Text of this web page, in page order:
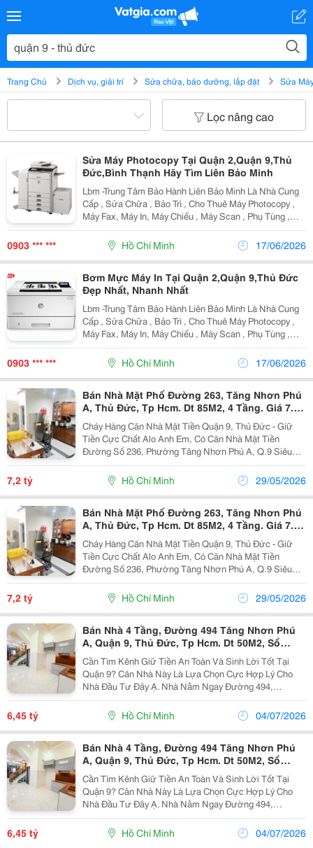
Trang Chủ Dịch vụ, giải trí Sửa chữa, bảo dưỡng, lắp đặt Sửa
Lọc nâng cao
Sửa Máy Photocopy Tại Quận 2,Quận 9,Thủ
Đức,Bình Thạnh Hãy Tìm Liên Bảo Minh
Lbm -Trung Tâm Bảo Hành Liên Bảo Minh Là Nhà Cung
Cấp , Sửa Chữa , Bảo Trì , Cho Thuê Máy Photocopy ,
Máy Fax, Máy In, Máy Chiếu , Máy Scan , Phụ Tùng ,
Mực Photo,Mực In , Bơm Mực In Chuyên Nghiệp Số 1,
Có Tay Nghề Cao Nhất Và Được Tin Tưởng Nhất Tại...
0903 *** *** Hồ Chí Minh 17/06/2026
Bơm Mực Máy In Tại Quận 2,Quận 9,Thủ Đức
Đẹp Nhất, Nhanh Nhất
Lbm -Trung Tâm Bảo Hành Liên Bảo Minh Là Nhà Cung
Cấp , Sửa Chữa , Bảo Trì , Cho Thuê Máy Photocopy ,
Máy Fax, Máy In, Máy Chiếu , Máy Scan , Phụ Tùng ,
Mực Photo,Mực In , Bơm Mực In Chuyên Nghiệp Số 1,
Có Tay Nghề Cao Nhất Và Được Tin Tưởng Nhất Tại...
0903 *** *** Hồ Chí Minh 17/06/2026
Bán Nhà Mặt Phố Đường 263, Tăng Nhơn Phú
A, Thủ Đức, Tp Hcm. Dt 85M2, 4 Tầng. Giá 7.2
Tỷ, Shr
Cháy Hàng Căn Nhà Mặt Tiền Quận 9, Thủ Đức - Giữ
Tiền Cực Chất Alo Anh Em, Có Căn Nhà Mặt Tiền
Đường Số 236, Phường Tăng Nhơn Phú A, Q.9 Siêu
Hot Nè. Mua Để Đó, Tiền Cứ Thế Mà Đẻ Ra Thôi! ✨ Vị
Trí Cực Đỉnh, Ngay Khu Dân Cư Sầm Uất, Kinh Doanh...
7,2 tỷ Hồ Chí Minh 29/05/2026
Bán Nhà Mặt Phố Đường 263, Tăng Nhơn Phú
A, Thủ Đức, Tp Hcm. Dt 85M2, 4 Tầng. Giá 7.2
Tỷ, Shr
Cháy Hàng Căn Nhà Mặt Tiền Quận 9, Thủ Đức - Giữ
Tiền Cực Chất Alo Anh Em, Có Căn Nhà Mặt Tiền
Đường Số 236, Phường Tăng Nhơn Phú A, Q.9 Siêu
Hot Nè. Mua Để Đó, Tiền Cứ Thế Mà Đẻ Ra Thôi! ✨ Vị
Trí Cực Đỉnh, Ngay Khu Dân Cư Sầm Uất, Kinh Doanh...
7,2 tỷ Hồ Chí Minh 29/05/2026
Bán Nhà 4 Tầng, Đường 494 Tăng Nhơn Phú
A, Quận 9, Thủ Đức, Tp Hcm. Dt 50M2, Sổ
Hồng Riêng. Giá 6,45 Tỷ.
Cần Tìm Kênh Giữ Tiền An Toàn Và Sinh Lời Tốt Tại
Quận 9? Căn Nhà Này Là Lựa Chọn Cực Hợp Lý Cho
Nhà Đầu Tư Đây Ạ. Nhà Nằm Ngay Đường 494,
Phường Tăng Nhơn Phú A. Vị Trí Này Thì Khỏi Bàn, Chỉ
Vài Bước Là Ra Lê Văn Việt, Lã Xuân Oai, Khu Công
Nghệ...
6,45 tỷ Hồ Chí Minh 04/07/2026
Bán Nhà 4 Tầng, Đường 494 Tăng Nhơn Phú
A, Quận 9, Thủ Đức, Tp Hcm. Dt 50M2, Sổ
Hồng Riêng. Giá 6,45 Tỷ.
Cần Tìm Kênh Giữ Tiền An Toàn Và Sinh Lời Tốt Tại
Quận 9? Căn Nhà Này Là Lựa Chọn Cực Hợp Lý Cho
Nhà Đầu Tư Đây Ạ. Nhà Nằm Ngay Đường 494,
Phường Tăng Nhơn Phú A. Vị Trí Này Thì Khỏi Bàn, Chỉ
Vài Bước Là Ra Lê Văn Việt, Lã Xuân Oai, Khu Công
Nghệ...
6,45 tỷ Hồ Chí Minh 04/07/2026